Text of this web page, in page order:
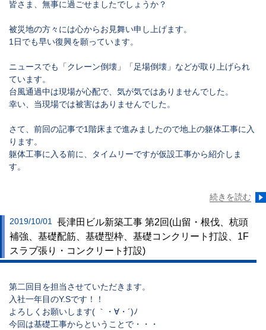
皆さま、無事に過ごせましたでしょうか？
被災地の方々には心からお見舞い申し上げます。
1日でも早い復興を願っています。
ニュースでも「クレーン倒壊」「足場倒壊」などが取り上げられ
ています。
台風通過中は現場が心配で、気が気ではありませんでした。
幸い、当現場では被害はありませんでした。
さて、前回の記事で1階床まで進みましたので地上の躯体工事に入
ります。
躯体工事に入る前に、タイムリーですが仮設工事から紹介しま
す。
続きを読む
2019/10/01 長津田ビル新築工事 第2回(山留・根伐、杭頭
補強、基礎配筋、基礎型枠、基礎コンクリート打設、1F
スラブ張り・コンクリート打設)
第二回目を担当させていただきます。
入社一年目のY.Sです！！
よろしくお願いします( ｀・∀・´)ﾉ
今回は基礎工事からということで・・・